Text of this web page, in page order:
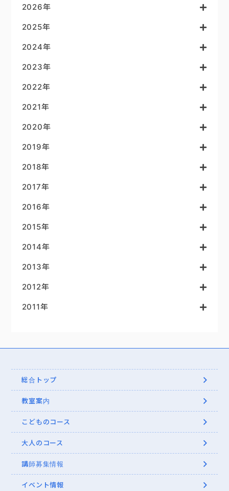
2026年
2025年
2024年
2023年
2022年
2021年
2020年
2019年
2018年
2017年
2016年
2015年
2014年
2013年
2012年
2011年
総合トップ
教室案内
こどものコース
大人のコース
講師募集情報
イベント情報